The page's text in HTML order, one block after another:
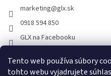
Tento web používa súbory
tohto webu vyjadrujete
marketing@glx.sk
0918 594 850
GLX na Facebooku